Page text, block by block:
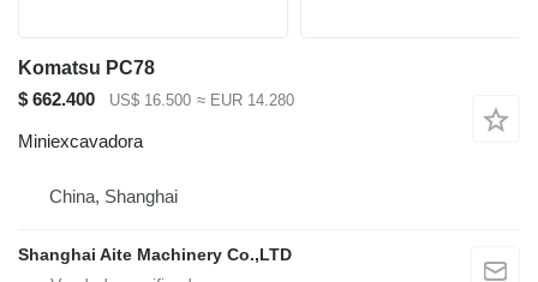
Komatsu PC78
$ 662.400
US$ 16.500 ≈ EUR 14.280
Miniexcavadora
China, Shanghai
Shanghai Aite Machinery Co.,LTD